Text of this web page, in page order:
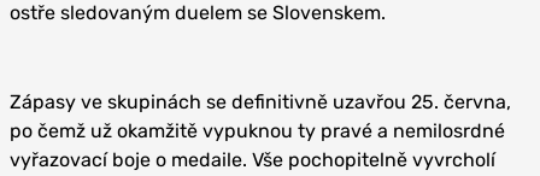
ostře sledovaným duelem se Slovenskem.
Zápasy ve skupinách se definitivně uzavřou 25. června,
po čemž už okamžitě vypuknou ty pravé a nemilosrdné
vyřazovací boje o medaile. Vše pochopitelně vyvrcholí